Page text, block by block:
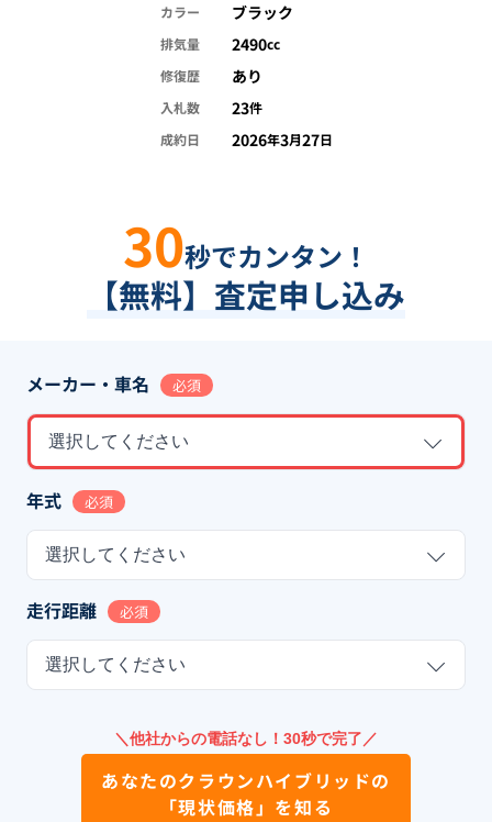
カラー
ブラック
排気量 2490cc
修復歴
あり
入札数 23件
成約日
2026年3月27日
30秒でカンタン！
【無料】査定申し込み
メーカー・車名 必須
選択してください
年式 必須
選択してください
走行距離 必須
選択してください
＼他社からの電話なし！30秒で完了／
あなたのクラウンハイブリッドの
「現状価格」を知る